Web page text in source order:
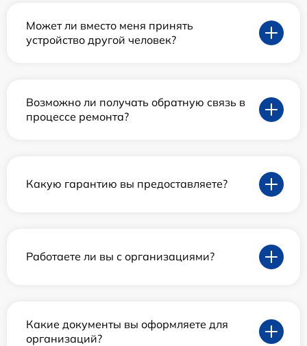
Может ли вместо меня принять
устройство другой человек?
Возможно ли получать обратную связь в
процессе ремонта?
Какую гарантию вы предоставляете?
Работаете ли вы с организациями?
Какие документы вы оформляете для
организаций?